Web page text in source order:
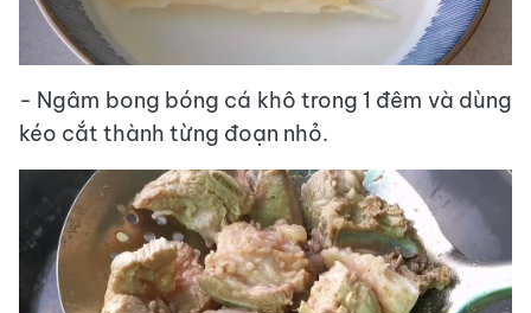
- Ngâm bong bóng cá khô trong 1 đêm và dùng
kéo cắt thành từng đoạn nhỏ.